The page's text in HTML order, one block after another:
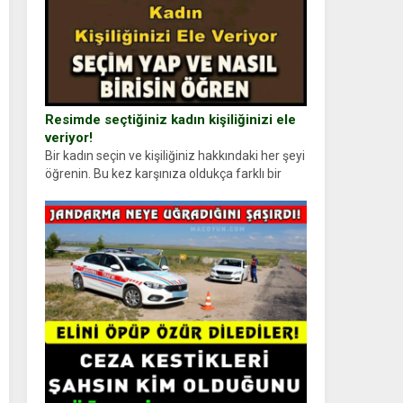
Resimde seçtiğiniz kadın kişiliğinizi ele
veriyor!
Bir kadın seçin ve kişiliğiniz hakkındaki her şeyi
öğrenin. Bu kez karşınıza oldukça farklı bir
kadın figürlerinden dikkatinizi en...